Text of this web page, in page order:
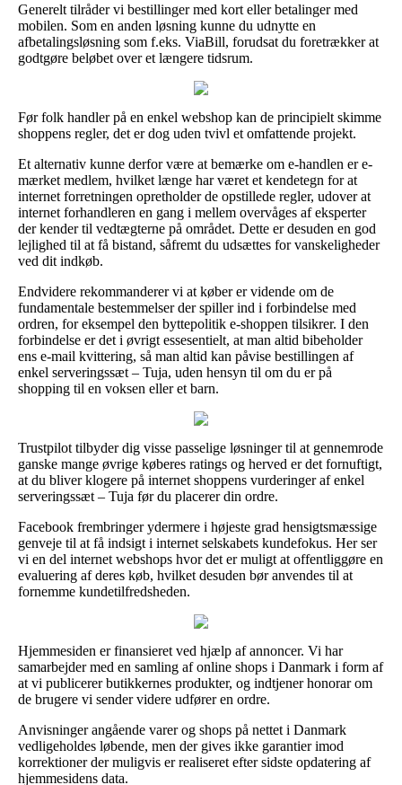
Generelt tilråder vi bestillinger med kort eller betalinger med
mobilen. Som en anden løsning kunne du udnytte en
afbetalingsløsning som f.eks. ViaBill, forudsat du foretrækker at
godtgøre beløbet over et længere tidsrum.
Før folk handler på en enkel webshop kan de principielt skimme
shoppens regler, det er dog uden tvivl et omfattende projekt.
Et alternativ kunne derfor være at bemærke om e-handlen er e-
mærket medlem, hvilket længe har været et kendetegn for at
internet forretningen opretholder de opstillede regler, udover at
internet forhandleren en gang i mellem overvåges af eksperter
der kender til vedtægterne på området. Dette er desuden en god
lejlighed til at få bistand, såfremt du udsættes for vanskeligheder
ved dit indkøb.
Endvidere rekommanderer vi at køber er vidende om de
fundamentale bestemmelser der spiller ind i forbindelse med
ordren, for eksempel den byttepolitik e-shoppen tilsikrer. I den
forbindelse er det i øvrigt essesentielt, at man altid bibeholder
ens e-mail kvittering, så man altid kan påvise bestillingen af
enkel serveringssæt – Tuja, uden hensyn til om du er på
shopping til en voksen eller et barn.
Trustpilot tilbyder dig visse passelige løsninger til at gennemrode
ganske mange øvrige køberes ratings og herved er det fornuftigt,
at du bliver klogere på internet shoppens vurderinger af enkel
serveringssæt – Tuja før du placerer din ordre.
Facebook frembringer ydermere i højeste grad hensigtsmæssige
genveje til at få indsigt i internet selskabets kundefokus. Her ser
vi en del internet webshops hvor det er muligt at offentliggøre en
evaluering af deres køb, hvilket desuden bør anvendes til at
fornemme kundetilfredsheden.
Hjemmesiden er finansieret ved hjælp af annoncer. Vi har
samarbejder med en samling af online shops i Danmark i form af
at vi publicerer butikkernes produkter, og indtjener honorar om
de brugere vi sender videre udfører en ordre.
Anvisninger angående varer og shops på nettet i Danmark
vedligeholdes løbende, men der gives ikke garantier imod
korrektioner der muligvis er realiseret efter sidste opdatering af
hjemmesidens data.